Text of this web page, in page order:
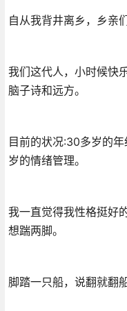
自从我背井离乡，乡亲
我们这代人，小时候快
脑子诗和远方。
目前的状况:30多岁的
岁的情绪管理。
我一直觉得我性格挺好
想踹两脚。
脚踏一只船，说翻就翻